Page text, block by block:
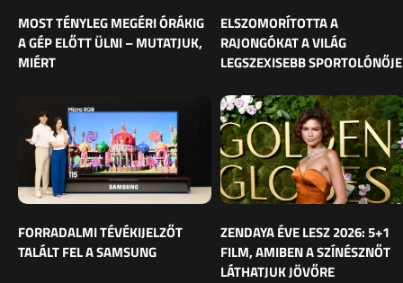
MOST TÉNYLEG MEGÉRI ÓRÁKIG
A GÉP ELŐTT ÜLNI – MUTATJUK,
MIÉRT
ELSZOMORÍTOTTA A
RAJONGÓKAT A VILÁG
LEGSZEXISEBB SPORTOLÓNŐJE
FORRADALMI TÉVÉKIJELZŐT
TALÁLT FEL A SAMSUNG
ZENDAYA ÉVE LESZ 2026: 5+1
FILM, AMIBEN A SZÍNÉSZNŐT
LÁTHATJUK JÖVŐRE